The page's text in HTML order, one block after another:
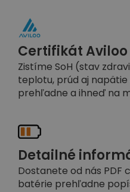
Certifikát Aviloo
Zistíme SoH (stav
teplotu, prúd aj
prehľadne a ihneď na
Detailné
Dostanete od nás PDF
batérie prehľadne